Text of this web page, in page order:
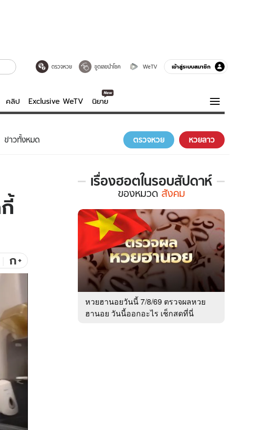
ตรวจหวย ขูดเลขนำโชค WeTV เข้าสู่ระบบสมาชิก
คลิป Exclusive WeTV นิยาย
บันเทิงครบรส
WeTV
Exclusive WeTV
ความรู้รอบตัว
ฮาวทู
ข่าวทั้งหมด ตรวจหวย หวยลาว
ก+
เรื่องฮอตในรอบสัปดาห์
เรื่อง
ใน
รอบ
สัปดาห์
หมวด
สังคม
ของหมวด สังคม
หวยฮานอยวันนี้ 7/8/69 ตรวจผลหวย
ฮานอย วันนี้ออกอะไร เช็กสดที่นี่